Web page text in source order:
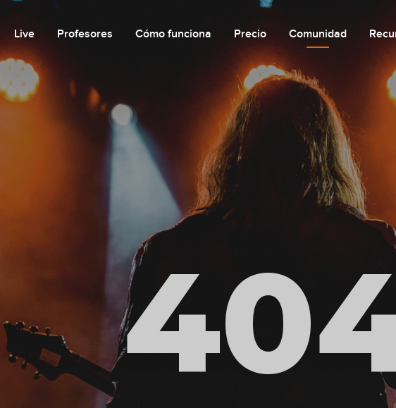
Live Profesores Cómo funciona Precio Comunidad